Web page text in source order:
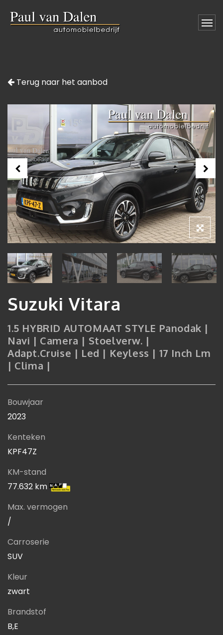
Terug naar het aanbod
Suzuki Vitara
1.5 HYBRID AUTOMAAT STYLE Panodak |
Navi | Camera | Stoelverw. |
Adapt.Cruise | Led | Keyless | 17 Inch Lm
| Clima |
Bouwjaar
2023
Kenteken
KPF47Z
KM-stand
77.632 km
Max. vermogen
/
Carroserie
SUV
Kleur
zwart
Brandstof
B,E